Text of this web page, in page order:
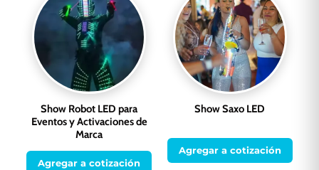
Show Robot LED para
Eventos y Activaciones de
Marca
Agregar a cotización
Show Saxo LED
Agregar a cotización